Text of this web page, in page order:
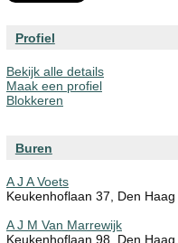
Profiel
Bekijk alle details
Maak een profiel
Blokkeren
Buren
A J A Voets
Keukenhoflaan 37, Den Haag
A J M Van Marrewijk
Keukenhoflaan 98, Den Haag